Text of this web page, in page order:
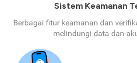
Sistem Keamanan
Berbagai fitur keamanan dan
melindungi data dan